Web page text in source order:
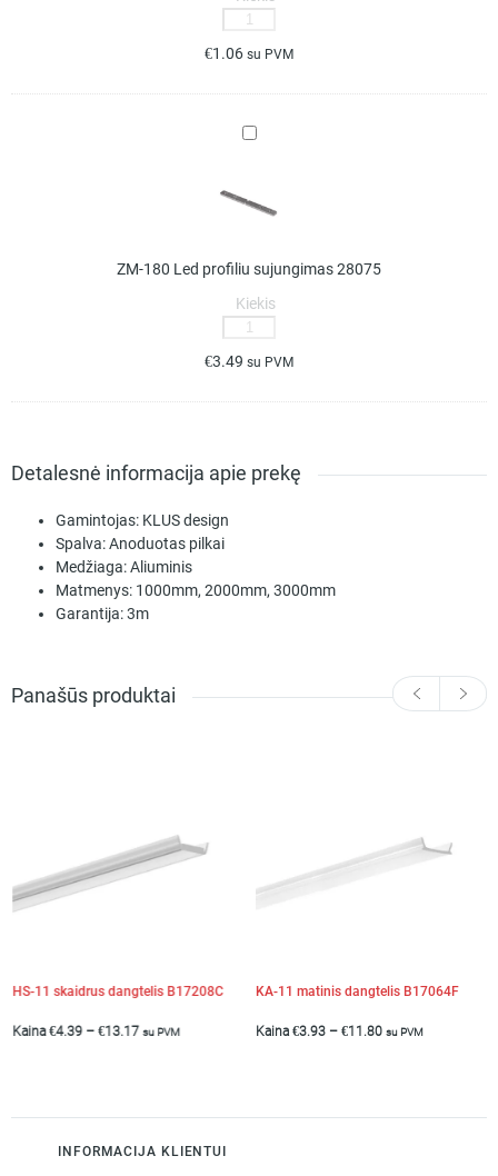
produkto
PDS-
pilkas
užbaigimo
€1.06 su PVM
ZM-
profiliu
ZM-180 Led profiliu sujungimas 28075
Kiekis
produkto
ZM-
sujungimas
28075
€3.49 su PVM
Detalesnė informacija apie prekę
Gamintojas: KLUS design
Spalva:Anoduotas pilkai
Medžiaga:Aliuminis
Matmenys: 1000mm, 2000mm, 3000mm
Garantija:3m
Panašūs produktai
HS-11 skaidrus dangtelis B17208C
Kaina €4.39– €13.17 su PVM
KA-11 matinis dangtelis B17064F
Kaina €3.93– €11.80 su PVM
INFORMACIJA KLIENTUI